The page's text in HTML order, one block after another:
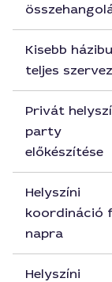
Kisebb
teljes
Privát
party
előkészítése
Helyszíni
koordináció
napra
Helyszíni